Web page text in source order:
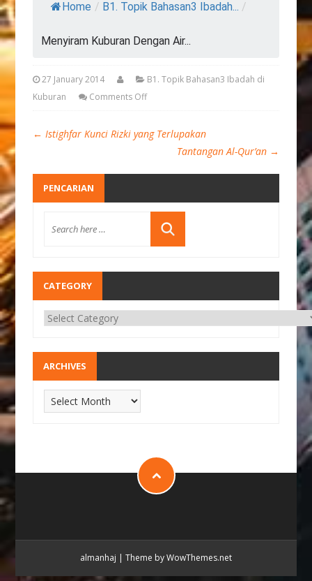
Home / B1. Topik Bahasan3 Ibadah... /
Menyiram Kuburan Dengan Air...
27 January 2014
B1. Topik Bahasan3 Ibadah di
Kuburan
Comments Off
← Istighfar Kunci Rizki yang Terlupakan
Tantangan Al-Qur’an →
PENCARIAN
CATEGORY
ARCHIVES
almanhaj | Theme by WowThemes.net